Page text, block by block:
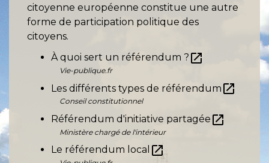
citoyenne européenne constitue une autre
forme de participation politique des
citoyens.
À quoi sert un référendum ? open_in_new
Vie-publique.fr
Les différents types de référendum open_in_new
Conseil constitutionnel
Référendum d'initiative partagée open_in_new
Ministère chargé de l'intérieur
Le référendum local open_in_new